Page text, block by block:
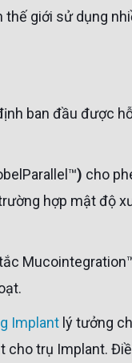
thế giới sử dụng
) cho
hợp mật độ
Implant lý tưởng
cho trụ Implant.